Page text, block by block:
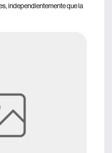
independientemente que la